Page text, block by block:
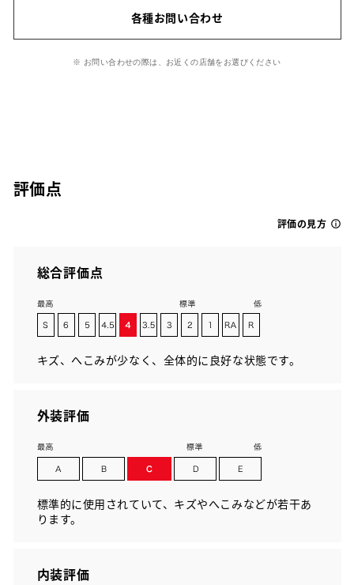
各種お問い合わせ
※ お問い合わせの際は、お近くの店舗をお選びください
評価点
評価の見方
総合評価点
キズ、へこみが少なく、全体的に良好な状態です。
外装評価
標準的に使用されていて、キズやへこみなどが若干あ
ります。
内装評価